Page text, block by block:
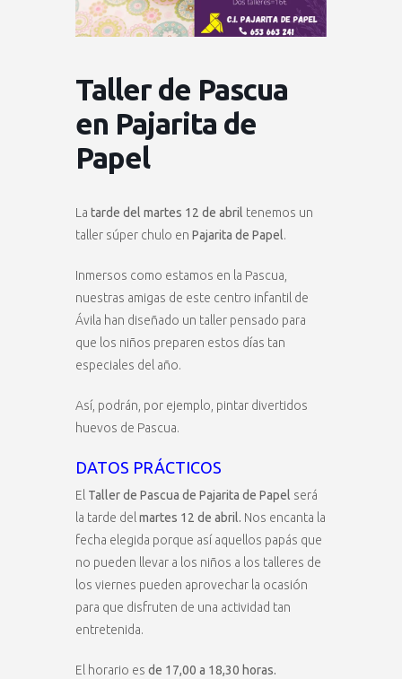
Taller de Pascua
en Pajarita de
Papel
La tarde del martes 12 de abril tenemos un
taller súper chulo en Pajarita de Papel.
Inmersos como estamos en la Pascua,
nuestras amigas de este centro infantil de
Ávila han diseñado un taller pensado para
que los niños preparen estos días tan
especiales del año.
Así, podrán, por ejemplo, pintar divertidos
huevos de Pascua.
DATOS PRÁCTICOS
El Taller de Pascua de Pajarita de Papel será
la tarde delmartes 12 de abril. Nos encanta la
fecha elegida porque así aquellos papás que
no pueden llevar a los niños a los talleres de
los viernes pueden aprovechar la ocasión
para que disfruten de una actividad tan
entretenida.
El horario es de 17,00 a 18,30 horas.